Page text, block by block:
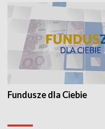
Fundusze dla Ciebie